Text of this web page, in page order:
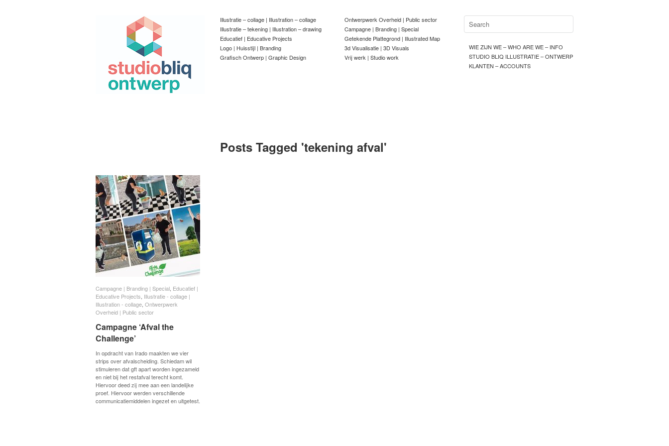
Illustratie – collage | Illustration – collage
Illustratie – tekening | Illustration – drawing
Educatief | Educative Projects
Logo | Huisstijl | Branding
Grafisch Ontwerp | Graphic Design
Ontwerpwerk Overheid | Public sector
Campagne | Branding | Special
Getekende Plattegrond | Illustrated Map
3d Visualisatie | 3D Visuals
Vrij werk | Studio work
WIE ZIJN WE – WHO ARE WE – INFO
STUDIO BLIQ ILLUSTRATIE – ONTWERP
KLANTEN – ACCOUNTS
Posts Tagged 'tekening afval'
Campagne | Branding | Special Educatief |
Educative Projects Illustratie - collage |
Illustration - collage Ontwerpwerk
Overheid | Public sector
Campagne ‘Afval the
Challenge’
In opdracht van Irado maakten we vier
strips over afvalscheiding. Schiedam wil
stimuleren dat gft apart worden ingezameld
en niet bij het restafval terecht komt.
Hiervoor deed zij mee aan een landelijke
proef. Hiervoor werden verschillende
communicatiemiddelen ingezet en uitgetest.
Campagne | Branding | Special Educatief |
Educative Projects Illustratie - collage |
Illustration - collage Ontwerpwerk
Overheid | Public sector
Campagne ‘Afval the
Challenge’